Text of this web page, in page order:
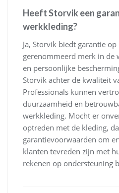
Heeft Storvik een
werkkleding?
Ja, Storvik biedt garantie
gerenommeerd merk in de
en persoonlijke
Storvik achter de kwaliteit
Professionals kunnen
duurzaamheid en
werkkleding. Mocht er
optreden met de kleding,
garantievoorwaarden om
klanten tevreden zijn met
rekenen op ondersteuning